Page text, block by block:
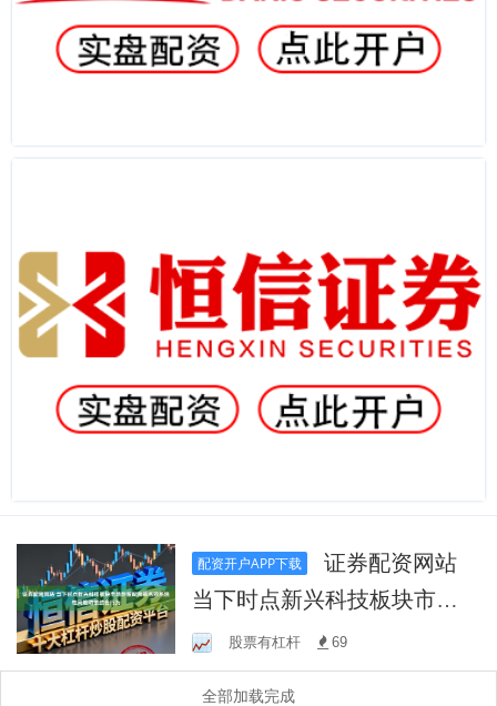
配资开户APP下载
证券配资网站
当下时点新兴科技板块市场
炒股配资排名的系统性风险
防范结合行为
股票有杠杆 69
全部加载完成